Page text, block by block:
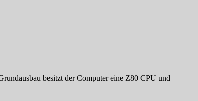
besitzt der Computer eine Z80 CPU und